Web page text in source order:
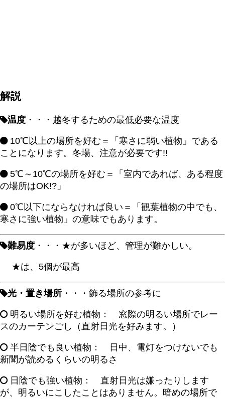
解説
温度 ・・・越冬するための最低必要な温度
10℃以上の場所を好む＝「寒さに弱い植物」である
ことになります。冬場、注意が必要です!!
5℃～10℃の場所を好む＝「室内であれば、ある程度
の場所はOK!?」
0℃以下にならなければ良い＝「観葉植物の中でも、
寒さに強い植物」の意味でもあります。
難易度 ・・・★が多いほど、管理が難かしい。
★は、5個が最高
光・置き場所 ・・・飾る場所の参考に
明るい場所を好む植物： 窓際の明るい場所でレー
スのカーテンごし（直射日光を好みます。）
半日陰でも良い植物： 日中、電灯をつけないでも
新聞が読めるくらいの明るさ
日陰でも強い植物： 直射日光は嫌ったりします
が、明るいにこしたことはありません。暗めの場所で